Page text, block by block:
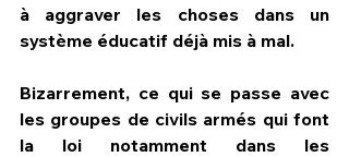
à aggraver les choses dans un
système éducatif déjà mis à mal.
Bizarrement, ce qui se passe avec
les groupes de civils armés qui font
la loi notamment dans les